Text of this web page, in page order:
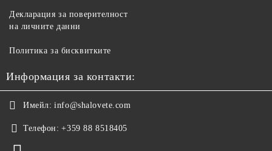
Декларация за поверителност
на личните данни
Политика за бисквитките
Информация за контакти:
Имейл: info@shalovete.com
Телефон: +359 88 8518405